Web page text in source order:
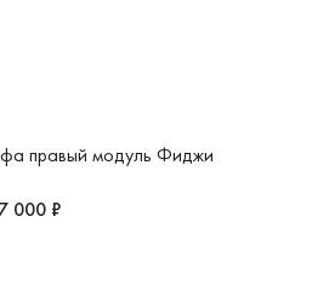
правый модуль Фиджи
000 ₽